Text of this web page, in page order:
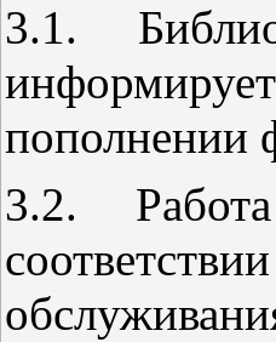
3.1.
пополнении
3.2.